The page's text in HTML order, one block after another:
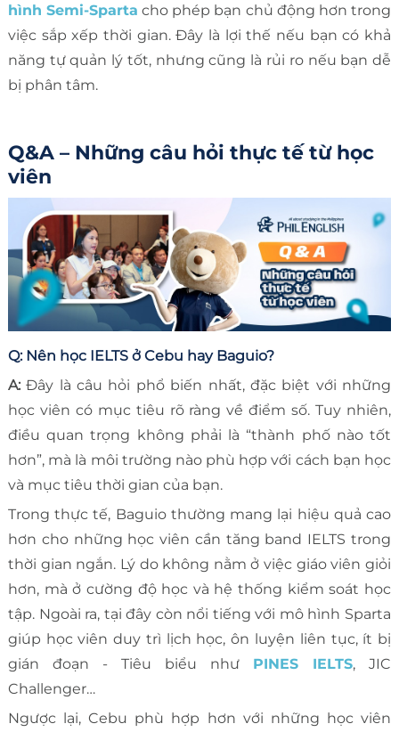
hình Semi-Sparta cho phép bạn chủ động hơn trong
việc sắp xếp thời gian. Đây là lợi thế nếu bạn có khả
năng tự quản lý tốt, nhưng cũng là rủi ro nếu bạn dễ
bị phân tâm.
Q&A – Những câu hỏi thực tế từ học
viên
Q: Nên học IELTS ở Cebu hay Baguio?
A:Đây là câu hỏi phổ biến nhất, đặc biệt với những
học viên có mục tiêu rõ ràng về điểm số. Tuy nhiên,
điều quan trọng không phải là “thành phố nào tốt
hơn”, mà là môi trường nào phù hợp với cách bạn học
và mục tiêu thời gian của bạn.
Trong thực tế, Baguio thường mang lại hiệu quả cao
hơn cho những học viên cần tăng band IELTS trong
thời gian ngắn. Lý do không nằm ở việc giáo viên giỏi
hơn, mà ở cường độ học và hệ thống kiểm soát học
tập. Ngoài ra, tại đây còn nổi tiếng với mô hình Sparta
giúp học viên duy trì lịch học, ôn luyện liên tục, ít bị
gián đoạn - Tiêu biểu như PINES IELTS, JIC
Challenger…
Ngược lại, Cebu phù hợp hơn với những học viên